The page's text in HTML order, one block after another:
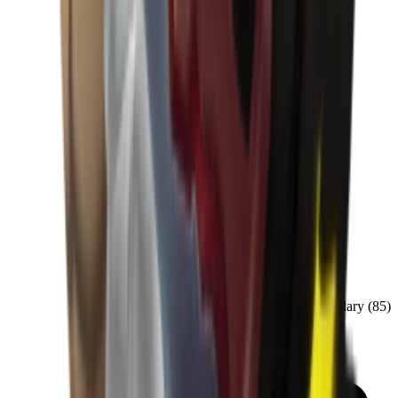
Legendary(